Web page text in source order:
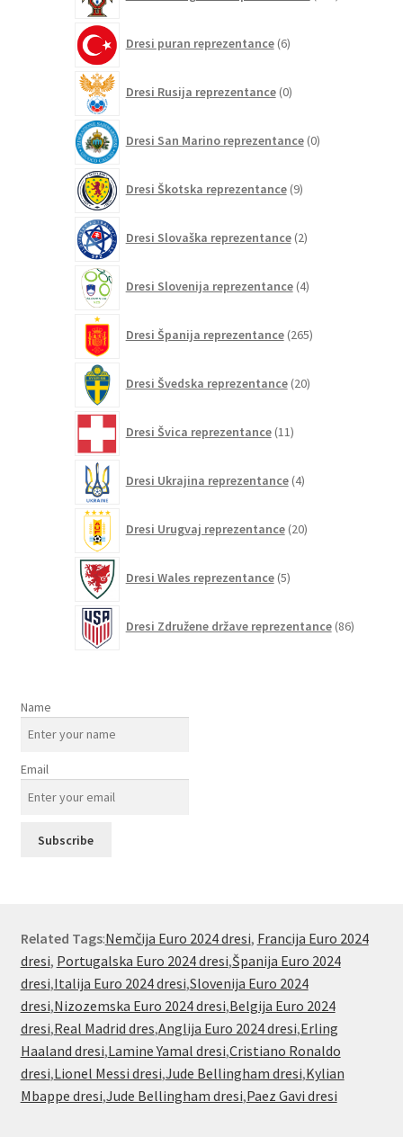
Dresi puran reprezentance 6izdelkov
Dresi Rusija reprezentance 0izdelkov
Dresi San Marino reprezentance 0izdelkov
Dresi Škotska reprezentance 9izdelkov
Dresi Slovaška reprezentance 2izdelka
Dresi Slovenija reprezentance 4izdelki
Dresi Španija reprezentance 265izdelkov
Dresi Švedska reprezentance 20izdelkov
Dresi Švica reprezentance 11izdelkov
Dresi Ukrajina reprezentance 4izdelki
Dresi Urugvaj reprezentance 20izdelkov
Dresi Wales reprezentance 5izdelkov
Dresi Združene države reprezentance 86izdelkov
Name
Email
Related Tags:Nemčija Euro 2024 dresi, Francija Euro 2024
dresi, Portugalska Euro 2024 dresi,Španija Euro 2024
dresi,Italija Euro 2024 dresi,Slovenija Euro 2024
dresi,Nizozemska Euro 2024 dresi,Belgija Euro 2024
dresi,Real Madrid dres,Anglija Euro 2024 dresi,Erling
Haaland dresi,Lamine Yamal dresi,Cristiano Ronaldo
dresi,Lionel Messi dresi,Jude Bellingham dresi,Kylian
Mbappe dresi,Jude Bellingham dresi,Paez Gavi dresi